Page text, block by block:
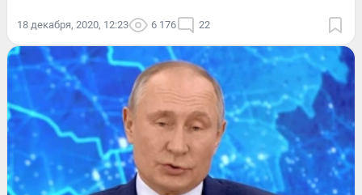
18 декабря, 2020, 12:23 6 176 22